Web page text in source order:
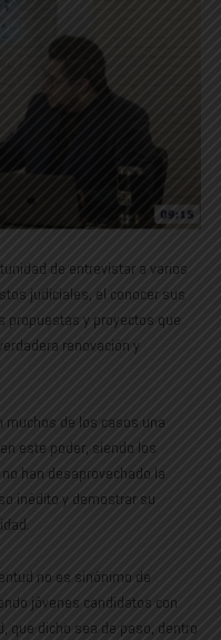
de entrevistar a varios
judiciales, el conocer sus
propuestas y proyectos que
renovación y
muchos de los casos una
este poder, siendo los
han desaprovechado la
inédito y demostrar su
no es sinónimo de
jóvenes candidatos con
que dicho sea de paso, dentro